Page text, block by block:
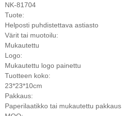
NK-81704
Tuote:
Helposti puhdistettava astiasto
Värit tai muotoilu:
Mukautettu
Logo:
Mukautettu logo painettu
Tuotteen koko:
23*23*10cm
Pakkaus:
Paperilaatikko tai mukautettu pakkaus